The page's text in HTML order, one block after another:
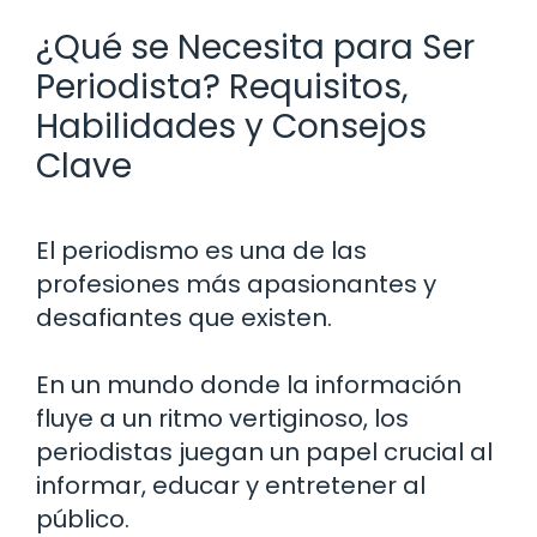
¿Qué se Necesita para Ser
Periodista? Requisitos,
Habilidades y Consejos
Clave
El periodismo es una de las
profesiones más apasionantes y
desafiantes que existen.
En un mundo donde la información
fluye a un ritmo vertiginoso, los
periodistas juegan un papel crucial al
informar, educar y entretener al
público.